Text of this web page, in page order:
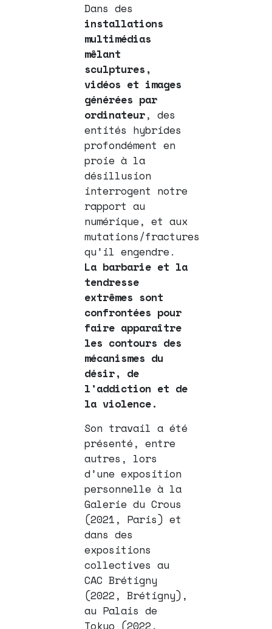
Dans des
installations
multimédias
mêlant
sculptures,
vidéos et images
générées par
ordinateur, des
entités hybrides
profondément en
proie à la
désillusion
interrogent notre
rapport au
numérique, et aux
mutations/fractures
qu’il engendre.
La barbarie et la
tendresse
extrêmes sont
confrontées pour
faire apparaître
les contours des
mécanismes du
désir, de
l’addiction et de
la violence.
Son travail a été
présenté, entre
autres, lors
d’une exposition
personnelle à la
Galerie du Crous
(2021, Paris) et
dans des
expositions
collectives au
CAC Brétigny
(2022, Brétigny),
au Palais de
Tokyo (2022,